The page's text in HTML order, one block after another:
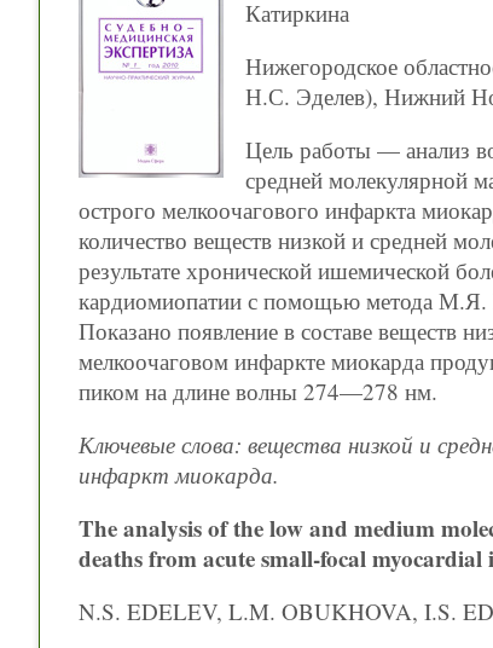
Катиркина
Нижегородское
Н.С. Эделев), Нижний
Цель работы — анализ
средней молекулярной
острого мелкоочагового инфаркта
количество веществ низкой и средней
результате хронической ишемической
кардиомиопатии с помощью метода
Показано появление в составе веществ
мелкоочаговом инфаркте миокарда
пиком на длине волны 274—278 нм.
Ключевые слова: вещества низкой и
инфаркт миокарда.
The analysis of the low and medium
deaths from acute small-focal
N.S. EDELEV, L.M. OBUKHOVA, I.S.